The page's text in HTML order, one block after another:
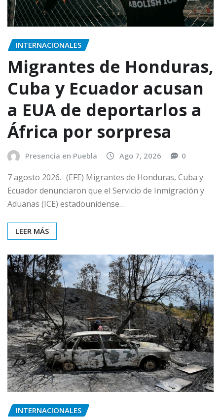
INTERNACIONALES
Migrantes de Honduras,
Cuba y Ecuador acusan
a EUA de deportarlos a
África por sorpresa
Presencia en Puebla Ago 7, 2026 0
7 agosto 2026.- (EFE) Migrantes de Honduras, Cuba y
Ecuador denunciaron que el Servicio de Inmigración y
Aduanas (ICE) estadounidense…
LEER MÁS
INTERNACIONALES